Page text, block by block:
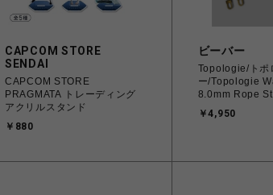
CAPCOM STORE
SENDAI
CAPCOM STORE
PRAGMATA トレーディング
アクリルスタンド
￥880
ビーバー
Topologie/トポ
ー/Topologie
8.0mm Rope
￥4,950